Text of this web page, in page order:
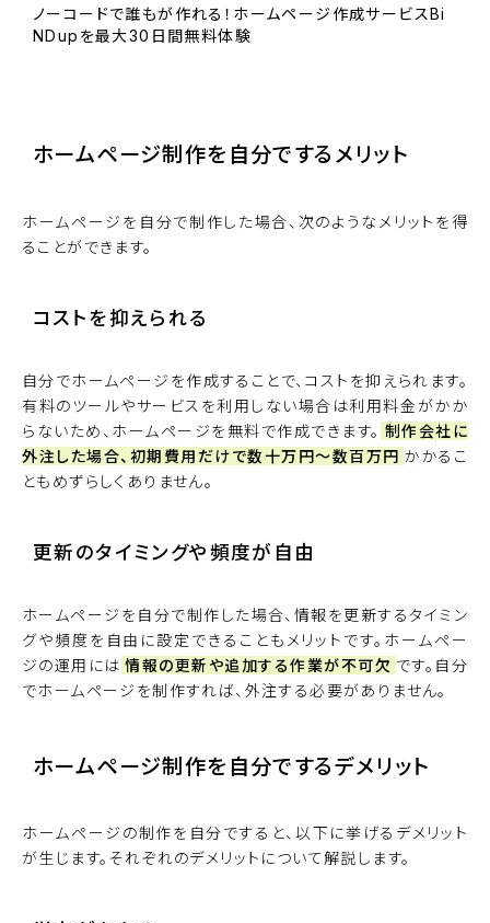
ノーコードで誰もが作れる！ホームページ作成サービスBi
NDupを最大30日間無料体験
ホームページ制作を自分でするメリット
ホームページを自分で制作した場合、次のようなメリットを得
ることができます。
コストを抑えられる
自分でホームページを作成することで、コストを抑えられます。
有料のツールやサービスを利用しない場合は利用料金がかか
らないため、ホームページを無料で作成できます。 制作会社に
外注した場合、初期費用だけで数十万円～数百万円 かかるこ
ともめずらしくありません。
更新のタイミングや頻度が自由
ホームページを自分で制作した場合、情報を更新するタイミン
グや頻度を自由に設定できることもメリットです。ホームペー
ジの運用には 情報の更新や追加する作業が不可欠 です。自分
でホームページを制作すれば、外注する必要がありません。
ホームページ制作を自分でするデメリット
ホームページの制作を自分ですると、以下に挙げるデメリット
が生じます。それぞれのデメリットについて解説します。